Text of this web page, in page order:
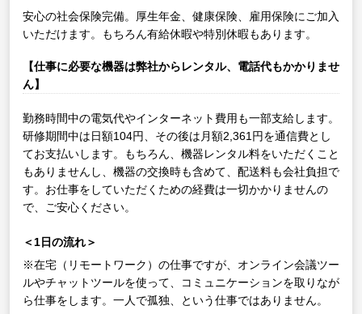
安心の社会保険完備。厚生年金、健康保険、雇用保険にご加入
いただけます。もちろん有給休暇や特別休暇もあります。
【仕事に必要な機器は弊社からレンタル、電話代もかかりませ
ん】
勤務時間中の電気代やインターネット費用も一部支給します。
研修期間中は日額104円、その後は月額2,361円を通信費とし
てお支払いします。もちろん、機器レンタル料をいただくこと
もありませんし、機器の交換時も含めて、配送料も会社負担で
す。お仕事をしていただくための経費は一切かかりませんの
で、ご安心ください。
＜1日の流れ＞
※在宅（リモートワーク）の仕事ですが、オンライン会議ツー
ルやチャットツールを使って、コミュニケーションを取りなが
ら仕事をします。一人で孤独、という仕事ではありません。